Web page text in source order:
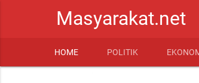
Masyarakat.net
HOME POLITIK